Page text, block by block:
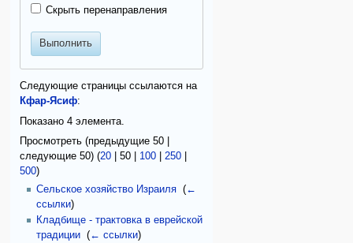
Скрыть перенаправления
Выполнить
Следующие страницы ссылаются на
Кфар-Ясиф:
Показано 4 элемента.
Просмотреть (предыдущие 50
следующие 50) (20 |50 100 |250
500)
Сельское хозяйство Израиля‎ (←
ссылки)
Кладбище - трактовка в еврейской
традиции‎ (← ссылки)